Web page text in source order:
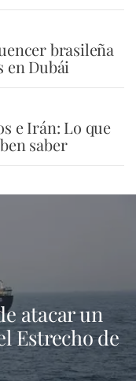
brasileña
en Dubái
e Irán: Lo que
saber
atacar un
Estrecho de